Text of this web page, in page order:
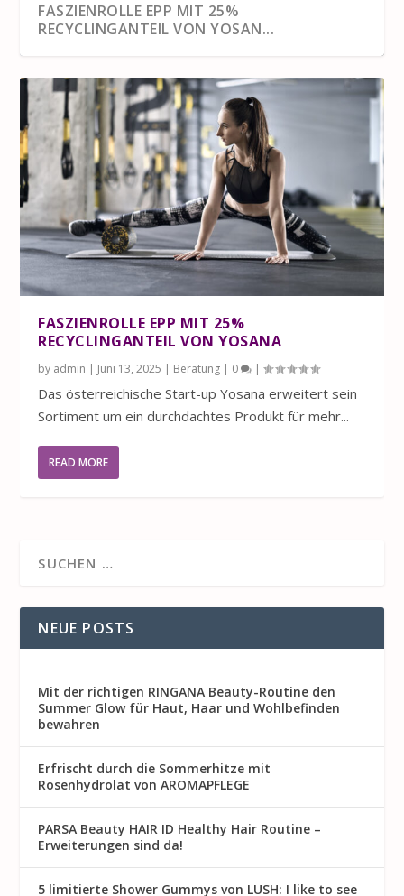
FASZIENROLLE EPP MIT 25%
RECYCLINGANTEIL VON YOSAN...
FASZIENROLLE EPP MIT 25%
RECYCLINGANTEIL VON YOSANA
by admin | Juni 13, 2025 | Beratung | 0 |
Das österreichische Start-up Yosana erweitert sein
Sortiment um ein durchdachtes Produkt für mehr...
READ MORE
NEUE POSTS
Mit der richtigen RINGANA Beauty-Routine den
Summer Glow für Haut, Haar und Wohlbefinden
bewahren
Erfrischt durch die Sommerhitze mit
Rosenhydrolat von AROMAPFLEGE
PARSA Beauty HAIR ID Healthy Hair Routine –
Erweiterungen sind da!
5 limitierte Shower Gummys von LUSH: I like to see